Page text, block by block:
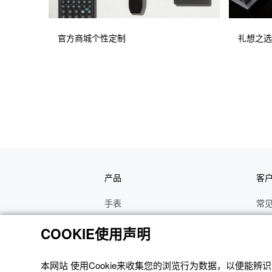
官方商城个性定制 礼想之选
产品
手表
函数计算器
办公计算器
客
常
维
COOKIE使用声明
本网站 使⽤Cookie来收集您的浏览⾏为数据，以便能辨